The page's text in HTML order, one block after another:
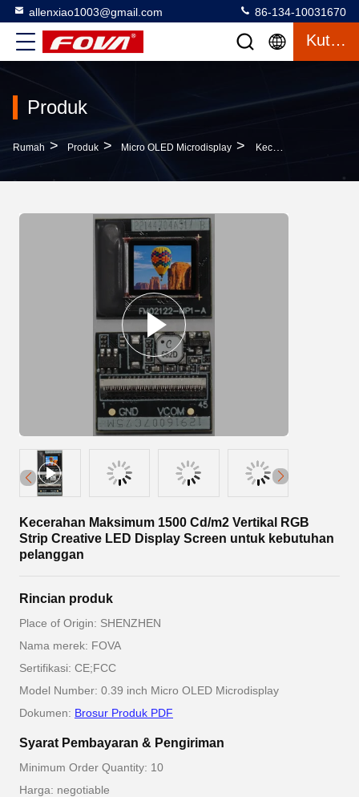
allenxiao1003@gmail.com 86-134-10031670
Kutipan
Produk
Rumah > Produk > Micro OLED Microdisplay > Kecerahan Maksimum 1500 Cd/m2 Vertikal RGB Strip Creative LED Display Screen Untuk Kebutuhan Pelanggan
Kecerahan Maksimum 1500 Cd/m2 Vertikal RGB
Strip Creative LED Display Screen untuk kebutuhan
pelanggan
Rincian produk
Place of Origin: SHENZHEN
Nama merek: FOVA
Sertifikasi: CE;FCC
Model Number: 0.39 inch Micro OLED Microdisplay
Dokumen: Brosur Produk PDF
Syarat Pembayaran & Pengiriman
Minimum Order Quantity: 10
Harga: negotiable